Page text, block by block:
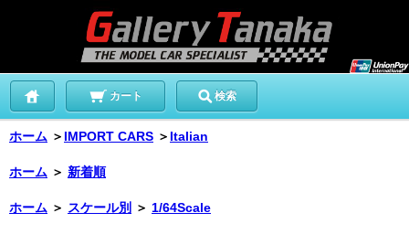
カート 検索
ホーム ＞ IMPORT CARS ＞ Italian
ホーム ＞ 新着順
ホーム ＞ スケール別 ＞ 1/64Scale